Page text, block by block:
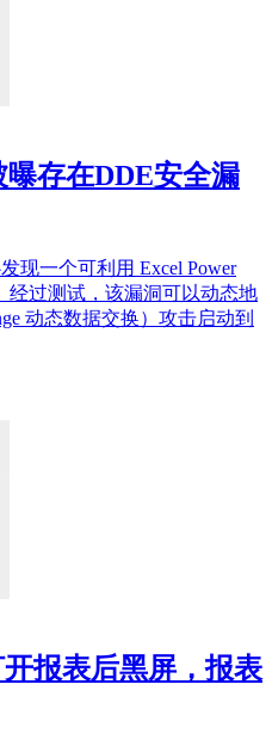
存在DDE安全漏
现一个可利用 Excel Power
经过测试，该漏洞可以动态地
动态数据交换）攻击启动到
报表后黑屏，报表